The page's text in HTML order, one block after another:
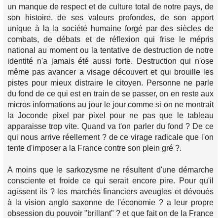
un manque de respect et de culture total de notre pays, de
son histoire, de ses valeurs profondes, de son apport
unique à la la société humaine forgé par des siècles de
combats, de débats et de réflexion qui frise le mépris
national au moment ou la tentative de destruction de notre
identité n'a jamais été aussi forte. Destruction qui n'ose
même pas avancer a visage découvert et qui brouille les
pistes pour mieux distraire le citoyen. Personne ne parle
du fond de ce qui est en train de se passer, on en reste aux
micros informations au jour le jour comme si on ne montrait
la Joconde pixel par pixel pour ne pas que le tableau
apparaisse trop vite. Quand va t'on parler du fond ? De ce
qui nous arrive réellement ? de ce virage radicale que l'on
tente d'imposer a la France contre son plein gré ?.
A moins que le sarkozysme ne résultent d'une démarche
consciente et froide ce qui serait encore pire. Pour qu'il
agissent ils ? les marchés financiers aveugles et dévoués
à la vision anglo saxonne de l'économie ? a leur propre
obsession du pouvoir "brillant" ? et que fait on de la France